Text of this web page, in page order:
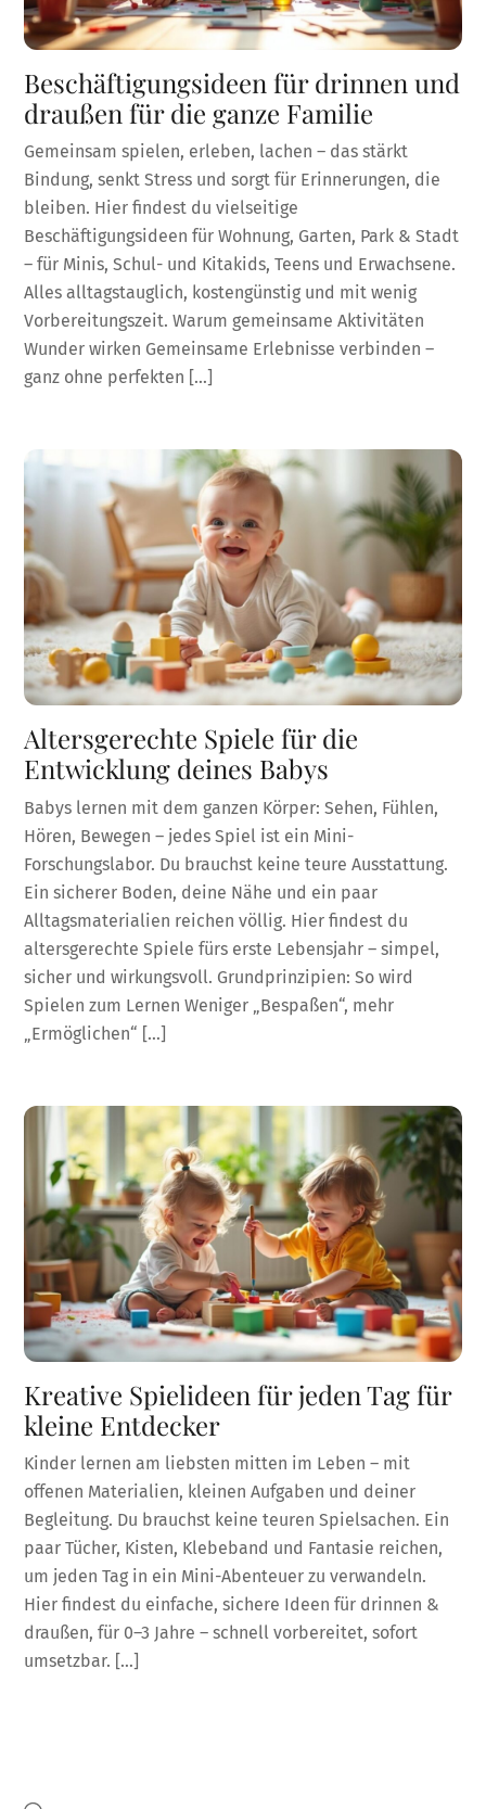
Beschäftigungsideen für drinnen und
draußen für die ganze Familie
Gemeinsam spielen, erleben, lachen – das stärkt
Bindung, senkt Stress und sorgt für Erinnerungen, die
bleiben. Hier findest du vielseitige
Beschäftigungsideen für Wohnung, Garten, Park & Stadt
– für Minis, Schul- und Kitakids, Teens und Erwachsene.
Alles alltagstauglich, kostengünstig und mit wenig
Vorbereitungszeit. Warum gemeinsame Aktivitäten
Wunder wirken Gemeinsame Erlebnisse verbinden –
ganz ohne perfekten […]
Altersgerechte Spiele für die
Entwicklung deines Babys
Babys lernen mit dem ganzen Körper: Sehen, Fühlen,
Hören, Bewegen – jedes Spiel ist ein Mini-
Forschungslabor. Du brauchst keine teure Ausstattung.
Ein sicherer Boden, deine Nähe und ein paar
Alltagsmaterialien reichen völlig. Hier findest du
altersgerechte Spiele fürs erste Lebensjahr – simpel,
sicher und wirkungsvoll. Grundprinzipien: So wird
Spielen zum Lernen Weniger „Bespaßen“, mehr
„Ermöglichen“ […]
Kreative Spielideen für jeden Tag für
kleine Entdecker
Kinder lernen am liebsten mitten im Leben – mit
offenen Materialien, kleinen Aufgaben und deiner
Begleitung. Du brauchst keine teuren Spielsachen. Ein
paar Tücher, Kisten, Klebeband und Fantasie reichen,
um jeden Tag in ein Mini-Abenteuer zu verwandeln.
Hier findest du einfache, sichere Ideen für drinnen &
draußen, für 0–3 Jahre – schnell vorbereitet, sofort
umsetzbar. […]